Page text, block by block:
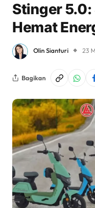
Stinger
Hemat
Olin Sianturi 23
Bagikan